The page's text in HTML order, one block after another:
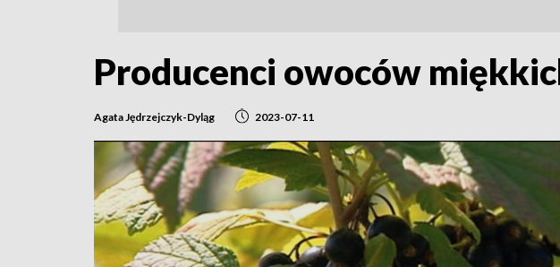
Producenci owoców
Agata Jędrzejczyk-Dyląg 2023-07-11